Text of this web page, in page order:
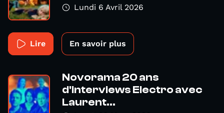
Lundi 6 Avril 2026
Lire En savoir plus
Novorama 20 ans
d'interviews Electro avec
Laurent...